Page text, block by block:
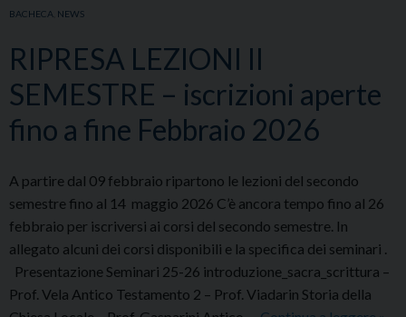
BACHECA NEWS
RIPRESA LEZIONI II
SEMESTRE – iscrizioni aperte
fino a fine Febbraio 2026
A partire dal 09 febbraio ripartono le lezioni del secondo
semestre fino al 14 maggio 2026 C’è ancora tempo fino al 26
febbraio per iscriversi ai corsi del secondo semestre. In
allegato alcuni dei corsi disponibili e la specifica dei seminari .
Presentazione Seminari 25-26 introduzione_sacra_scrittura –
Prof. Vela Antico Testamento 2 – Prof. Viadarin Storia della